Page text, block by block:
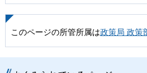
このページの所管所属は政策局 政策